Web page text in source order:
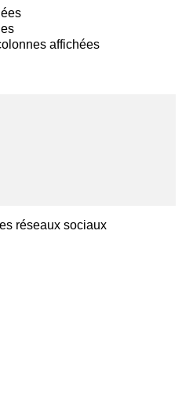
affichées
réseaux sociaux